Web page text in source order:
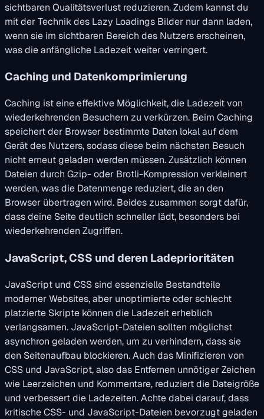
sichtbaren Qualitätsverlust reduzieren. Zudem kannst du
mit der Technik des Lazy Loadings Bilder nur dann laden,
wenn sie im sichtbaren Bereich des Nutzers erscheinen,
was die anfängliche Ladezeit weiter verringert.
Caching und Datenkomprimierung
Caching ist eine effektive Möglichkeit, die Ladezeit von
wiederkehrenden Besuchern zu verkürzen. Beim Caching
speichert der Browser bestimmte Daten lokal auf dem
Gerät des Nutzers, sodass diese beim nächsten Besuch
nicht erneut geladen werden müssen. Zusätzlich können
Dateien durch Gzip- oder Brotli-Kompression verkleinert
werden, was die Datenmenge reduziert, die an den
Browser übertragen wird. Beides zusammen sorgt dafür,
dass deine Seite deutlich schneller lädt, besonders bei
wiederkehrenden Zugriffen.
JavaScript, CSS und deren Ladeprioritäten
JavaScript und CSS sind essenzielle Bestandteile
moderner Websites, aber unoptimierte oder schlecht
platzierte Skripte können die Ladezeit erheblich
verlangsamen. JavaScript-Dateien sollten möglichst
asynchron geladen werden, um zu verhindern, dass sie
den Seitenaufbau blockieren. Auch das Minifizieren von
CSS und JavaScript, also das Entfernen unnötiger Zeichen
wie Leerzeichen und Kommentare, reduziert die Dateigröße
und verbessert die Ladezeiten. Achte dabei darauf, dass
kritische CSS- und JavaScript-Dateien bevorzugt geladen